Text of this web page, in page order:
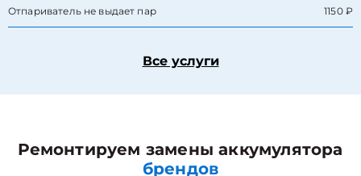
Отпариватель не выдает пар 1150 ₽
Все услуги
Ремонтируем замены аккумулятора
брендов